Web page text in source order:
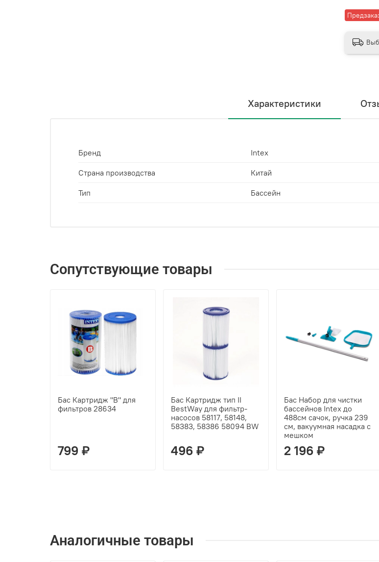
Характеристики
Бренд Intex
Страна производства Китай
Тип Бассейн
Сопутствующие товары
Бас Картридж "B" для
фильтров 28634
799 ₽
Бас Картридж тип II
BestWay для фильтр-
насосов 58117, 58148,
58383, 58386 58094 BW
496 ₽
Бас Набор для чистки
бассейнов Intex до
488см сачок, ручка 239
см, вакуумная насадка с
мешком
2 196 ₽
Аналогичные товары